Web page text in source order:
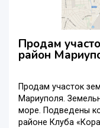
Продам
район
Продам участок
Мариуполя.
море. Подведены
районе Клуба